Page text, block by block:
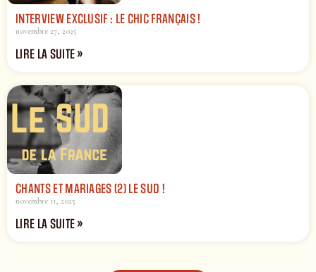
INTERVIEW EXCLUSIF : LE CHIC FRANÇAIS !
novembre 27, 2025
LIRE LA SUITE »
CHANTS ET MARIAGES (2) LE SUD !
novembre 11, 2025
LIRE LA SUITE »